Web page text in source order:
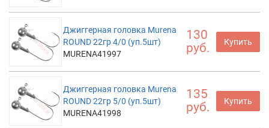
Джиггерная головка Murena
ROUND 22гр 4/0 (уп.5шт)
MURENA41997
130
руб.
Купить
Джиггерная головка Murena
ROUND 22гр 5/0 (уп.5шт)
MURENA41998
135
руб.
Купить